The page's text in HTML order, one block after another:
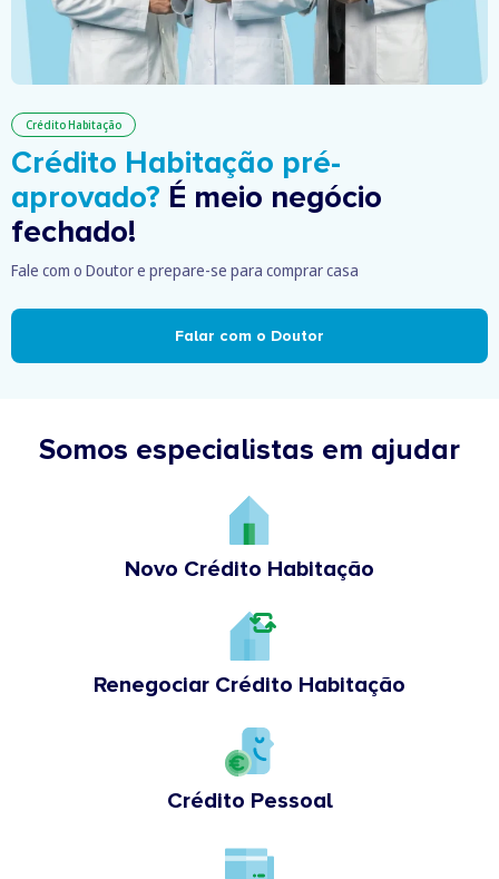
Crédito Habitação
Crédito Habitação pré-
aprovado? É meio negócio
fechado!
Fale com o Doutor e prepare-se para comprar casa
Falar com o Doutor
Somos especialistas em ajudar
Novo Crédito Habitação
Renegociar Crédito Habitação
Crédito Pessoal